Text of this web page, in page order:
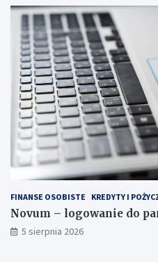
FINANSE OSOBISTE KREDYTY I
Novum – logowanie do
5 sierpnia 2026